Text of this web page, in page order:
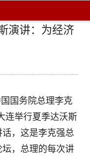
演讲：为经济
国务院总理李克
连举行夏季达沃斯
，这是李克强总
，总理的每次讲